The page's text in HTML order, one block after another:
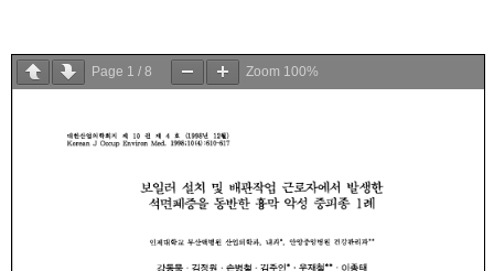
Page 1 / 8 Zoom 100%